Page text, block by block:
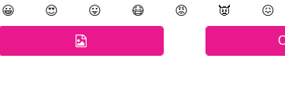
😀 😍 😛 😷 😡 👿 😖